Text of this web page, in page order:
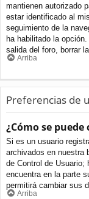
mantienen autorizado
estar identificado al
seguimiento de la
ha habilitado la
salida del foro, borrar
Arriba
Preferencias de
¿Cómo se
Si es un usuario
archivados en nuestra
de Control de Usuario;
encuentra en la parte
permitirá cambiar sus
Arriba